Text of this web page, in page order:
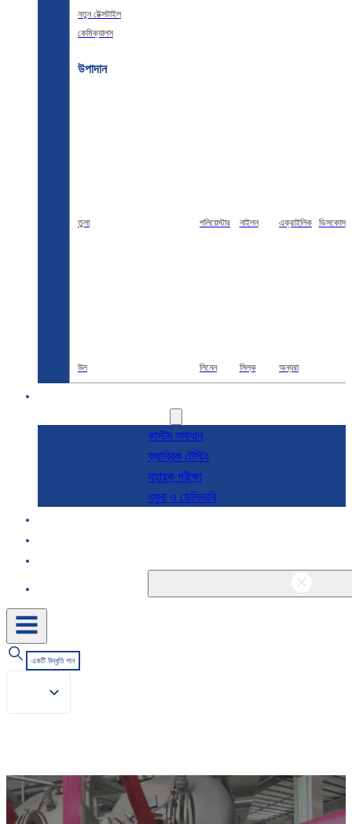
নতুন টেক্সটাইল
কেমিক্যালস
উপাদান
তুলা পলিয়েস্টার নাইলন এক্রাইলিক ভিসকোস
উল লিনেন সিল্ক অন্যরা
কাস্টম সমাধান
ফ্যাব্রিক টেস্টিং
সহায়ক পরীক্ষা
নমুনা ও ডেলিভারি
একটি উদ্ধৃতি পান